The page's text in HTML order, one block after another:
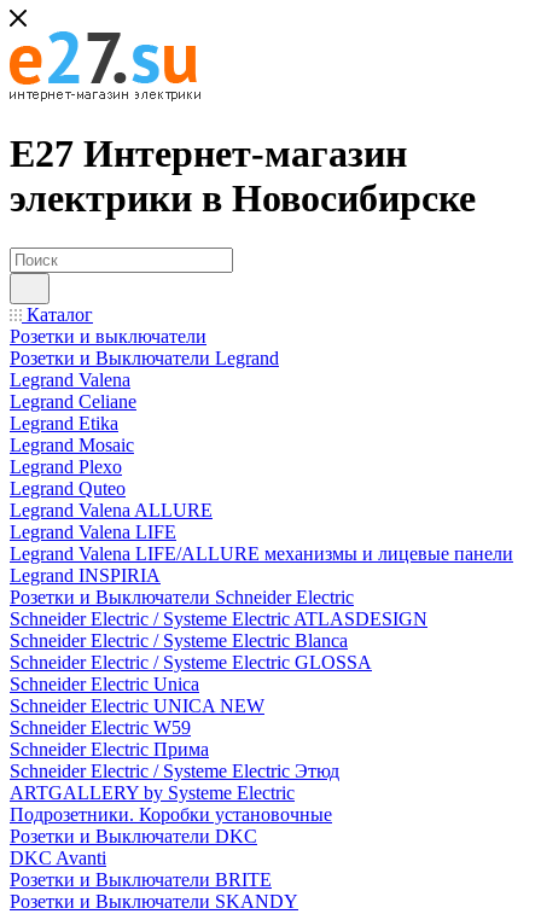
Е27 Интернет-магазин
электрики в Новосибирске
Каталог
Розетки и выключатели
Розетки и Выключатели Legrand
Legrand Valena
Legrand Celiane
Legrand Etika
Legrand Mosaic
Legrand Plexo
Legrand Quteo
Legrand Valena ALLURE
Legrand Valena LIFE
Legrand Valena LIFE/ALLURE механизмы и лицевые панели
Legrand INSPIRIA
Розетки и Выключатели Schneider Electric
Schneider Electric / Systeme Electric ATLASDESIGN
Schneider Electric / Systeme Electric Blanca
Schneider Electric / Systeme Electric GLOSSA
Schneider Electric Unica
Schneider Electric UNICA NEW
Schneider Electric W59
Schneider Electric Прима
Schneider Electric / Systeme Electric Этюд
ARTGALLERY by Systeme Electric
Подрозетники. Коробки установочные
Розетки и Выключатели DKC
DKC Avanti
Розетки и Выключатели BRITE
Розетки и Выключатели SKANDY